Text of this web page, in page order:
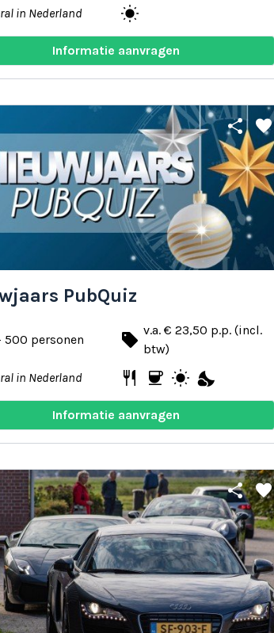
in Nederland wb_sunny
Informatie aanvragen
share favorite
PubQuiz
500 personen local_offer v.a. € 23,50 p.p. (incl.
btw)
in Nederland restaurant coffee wb_sunny nights_stay
Informatie aanvragen
share favorite